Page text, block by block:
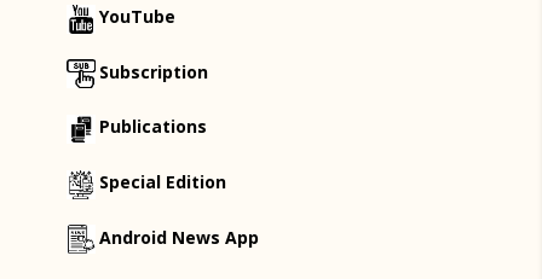
YouTube
Subscription
Publications
Special Edition
Android News App